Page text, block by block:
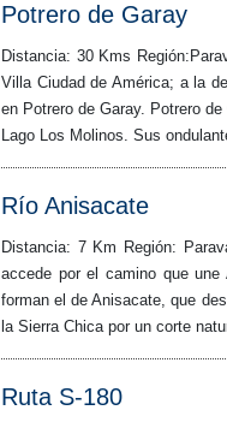
Potrero de Garay
Distancia: 30 Kms
Villa Ciudad de América; a la
en Potrero de Garay. Potrero
Lago Los Molinos. Sus
Río Anisacate
Distancia: 7 Km Región:
accede por el camino que
forman el de Anisacate, que
la Sierra Chica por un corte
Ruta S-180